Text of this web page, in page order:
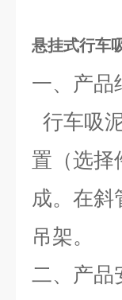
悬挂式行车
一、产品
行车吸
置（选择
成。在斜
吊架。
二、 产品